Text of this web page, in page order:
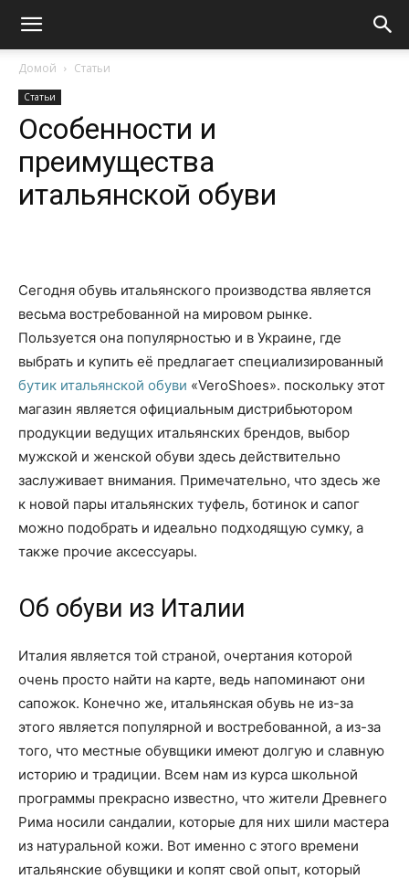
Домой Статьи
Статьи
Особенности и
преимущества
итальянской обуви
Сегодня обувь итальянского производства является
весьма востребованной на мировом рынке.
Пользуется она популярностью и в Украине, где
выбрать и купить её предлагает специализированный
бутик итальянской обуви «VeroShoes». поскольку этот
магазин является официальным дистрибьютором
продукции ведущих итальянских брендов, выбор
мужской и женской обуви здесь действительно
заслуживает внимания. Примечательно, что здесь же
к новой пары итальянских туфель, ботинок и сапог
можно подобрать и идеально подходящую сумку, а
также прочие аксессуары.
Об обуви из Италии
Италия является той страной, очертания которой
очень просто найти на карте, ведь напоминают они
сапожок. Конечно же, итальянская обувь не из-за
этого является популярной и востребованной, а из-за
того, что местные обувщики имеют долгую и славную
историю и традиции. Всем нам из курса школьной
программы прекрасно известно, что жители Древнего
Рима носили сандалии, которые для них шили мастера
из натуральной кожи. Вот именно с этого времени
итальянские обувщики и копят свой опыт, который